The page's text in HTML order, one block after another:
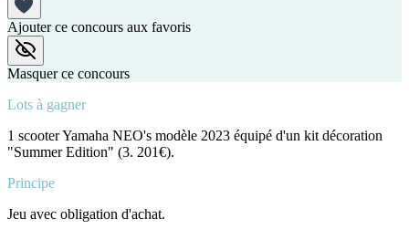
Ajouter ce concours aux favoris
Masquer ce concours
Lots à gagner
1 scooter Yamaha NEO's modèle 2023 équipé d'un kit décoration
"Summer Edition" (3. 201€).
Principe
Jeu avec obligation d'achat.